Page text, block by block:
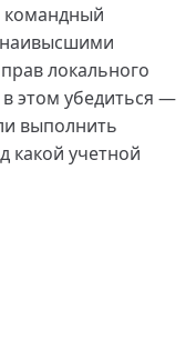
командный
локального
этом убедиться —
выполнить
какой учетной